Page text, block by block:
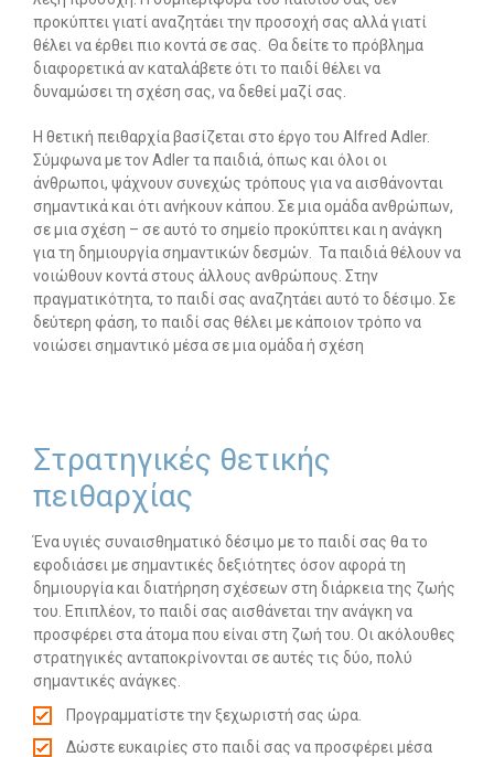
προκύπτει γιατί αναζητάει την προσοχή σας αλλά γιατί
θέλει να έρθει πιο κοντά σε σας. Θα δείτε το πρόβλημα
διαφορετικά αν καταλάβετε ότι το παιδί θέλει να
δυναμώσει τη σχέση σας, να δεθεί μαζί σας.
Η θετική πειθαρχία βασίζεται στο έργο του Alfred Adler.
Σύμφωνα με τον Adler τα παιδιά, όπως και όλοι οι
άνθρωποι, ψάχνουν συνεχώς τρόπους για να αισθάνονται
σημαντικά και ότι ανήκουν κάπου. Σε μια ομάδα ανθρώπων,
σε μια σχέση – σε αυτό το σημείο προκύπτει και η ανάγκη
για τη δημιουργία σημαντικών δεσμών. Τα παιδιά θέλουν να
νοιώθουν κοντά στους άλλους ανθρώπους. Στην
πραγματικότητα, το παιδί σας αναζητάει αυτό το δέσιμο. Σε
δεύτερη φάση, το παιδί σας θέλει με κάποιον τρόπο να
νοιώσει σημαντικό μέσα σε μια ομάδα ή σχέση
Στρατηγικές θετικής
πειθαρχίας
Ένα υγιές συναισθηματικό δέσιμο με το παιδί σας θα το
εφοδιάσει με σημαντικές δεξιότητες όσον αφορά τη
δημιουργία και διατήρηση σχέσεων στη διάρκεια της ζωής
του. Επιπλέον, το παιδί σας αισθάνεται την ανάγκη να
προσφέρει στα άτομα που είναι στη ζωή του. Οι ακόλουθες
στρατηγικές ανταποκρίνονται σε αυτές τις δύο, πολύ
σημαντικές ανάγκες.
Προγραμματίστε την ξεχωριστή σας ώρα.
Δώστε ευκαιρίες στο παιδί σας να προσφέρει μέσα